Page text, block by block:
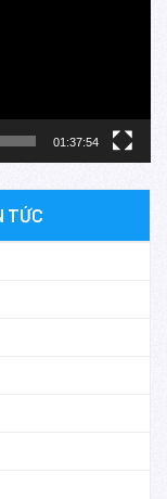
01:37:54
TỨC